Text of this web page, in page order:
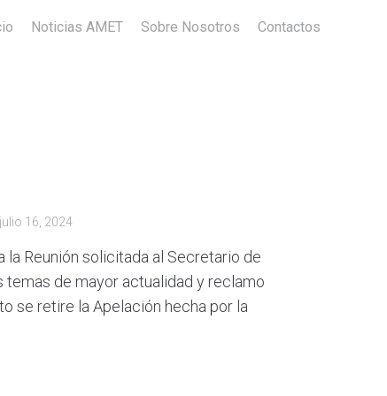
Noticias AMET Sobre Nosotros Contactos
julio 16, 2024
la Reunión solicitada al Secretario de
temas de mayor actualidad y reclamo
se retire la Apelación hecha por la